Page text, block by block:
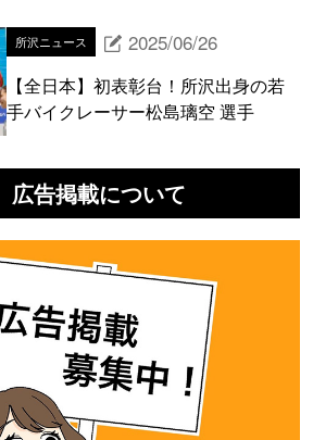
所沢ニュース 2025/06/26
【全日本】初表彰台！所沢出身の若
手バイクレーサー松島璃空 選手
広告掲載について